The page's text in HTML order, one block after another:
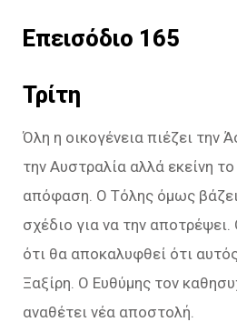
Επεισόδιο 165
Τρίτη
Όλη η οικογένεια πιέζει την
την Αυστραλία αλλά εκείνη το
απόφαση. Ο Τόλης όμως
σχέδιο για να την
ότι θα αποκαλυφθεί ότι
Ξαξίρη. Ο Ευθύμης τον
αναθέτει νέα αποστολή.